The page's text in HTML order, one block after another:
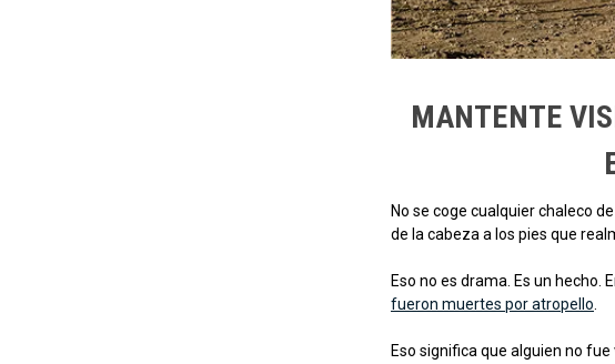
MANTENTE
No se coge cualquier chaleco
de la cabeza a los pies que
Eso no es drama. Es un
fueron muertes por atropello.
Eso significa que alguien no